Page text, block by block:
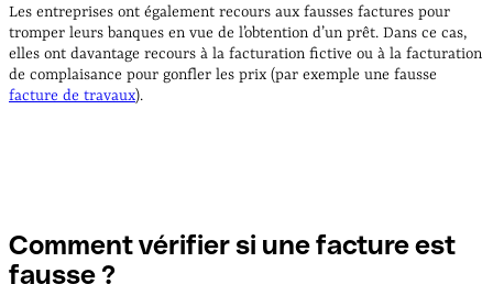
Les entreprises ont également recours aux fausses factures pour
tromper leurs banques en vue de l’obtention d’un prêt. Dans ce cas,
elles ont davantage recours à la facturation fictive ou à la facturation
de complaisance pour gonfler les prix (par exemple une fausse
facture de travaux).
Comment vérifier si une facture est
fausse ?